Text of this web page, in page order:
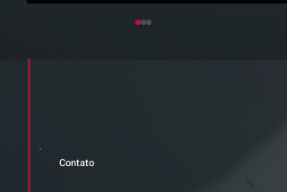
STJ admite
Contato